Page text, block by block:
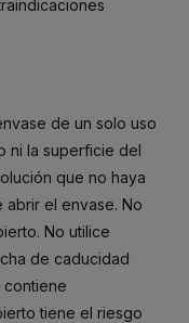
de un solo uso
ni la superficie del
que no haya
abrir el envase. No
No utilice
de caducidad
contiene
tiene el riesgo